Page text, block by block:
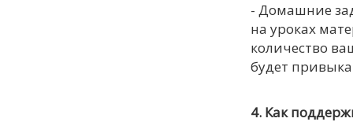
- Домашние
на уроках
количество
будет
4. Как